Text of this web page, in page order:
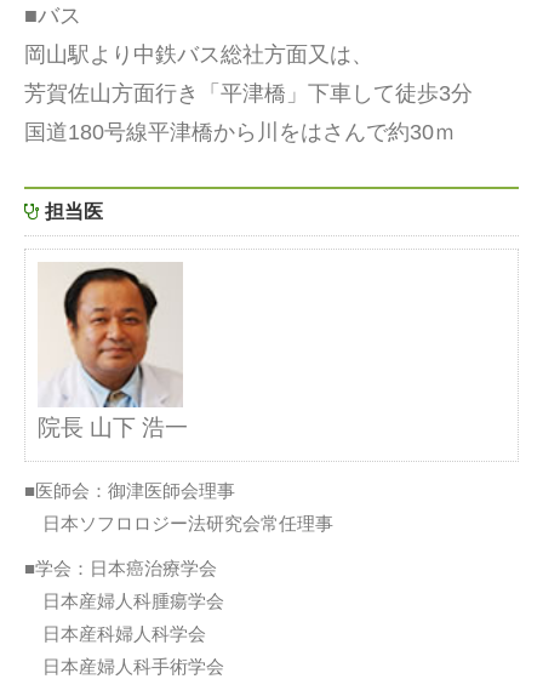
■バス
岡山駅より中鉄バス総社方面又は、
芳賀佐山方面行き「平津橋」下車して徒歩3分
国道180号線平津橋から川をはさんで約30ｍ
担当医
院長 山下 浩一
■医師会：御津医師会理事
日本ソフロロジー法研究会常任理事
■学会：日本癌治療学会
日本産婦人科腫瘍学会
日本産科婦人科学会
日本産婦人科手術学会